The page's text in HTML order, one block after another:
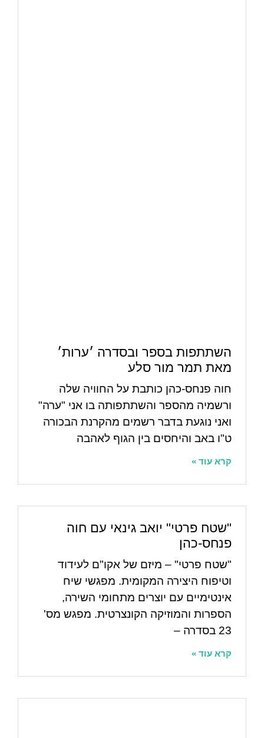
השתתפות בספר ובסדרה ׳ערות׳
מאת תמר מור סלע
חוה פנחס-כהן כותבת על החוויה שלה
ורשמיה מהספר והשתתפותה בו אני "ערה"
ואני נוגעת בדבר רשמים מהקרנת הבכורה
ט"ו באב והיחסים בין הגוף לאהבה
קרא עוד »
"שטח פרטי" יואב גינאי עם חוה
פנחס-כהן
"שטח פרטי" – מיזם של אקו"ם לעידוד
וטיפוח היצירה המקומית. מפגשי שיח
אינטימיים עם יוצרים מתחומי השירה,
הספרות והמוזיקה הקונצרטית. מפגש מס'
23 בסדרה –
קרא עוד »